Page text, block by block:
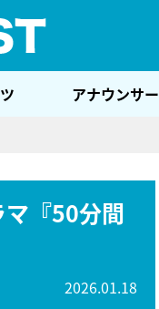
アナウンサー
『50分間
2026.01.18